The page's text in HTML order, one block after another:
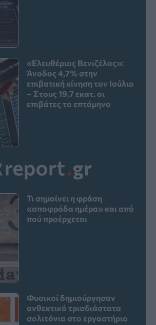
«Ελευθέριος Βενιζέλος»:
Άνοδος 4,7% στην
επιβατική κίνηση τον Ιούλιο
– Στους 19,7 εκατ. οι
επιβάτες το επτάμηνο
Τι σημαίνει η φράση
«αποφράδα ημέρα» και από
πού προέρχεται
Φυσικοί δημιούργησαν
ανθεκτικά τρισδιάστατα
σολιτόνια στο εργαστήριο